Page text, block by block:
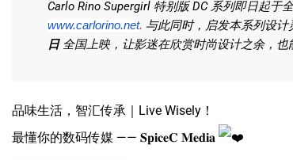
Carlo Rino Supergirl 特别版 DC 系列即日起于
www.carlorino.net. 与此同时，启发本系列设
日全国上映，让影迷在欣赏时尚设计之余，也
品味生活，智汇传承｜Live Wisely！
最懂你的数码传媒 —— 𝐒𝐩𝐢𝐜𝐞𝐂 𝐌𝐞𝐝𝐢𝐚